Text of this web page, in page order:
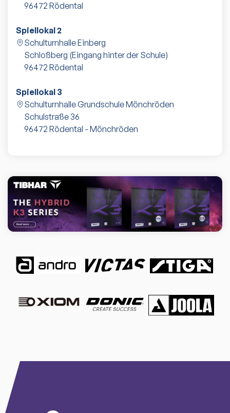
96472 Rödental
Spiellokal 2
Schulturnhalle Einberg
Schloßberg (Eingang hinter der Schule)
96472 Rödental
Spiellokal 3
Schulturnhalle Grundschule Mönchröden
Schulstraße 36
96472 Rödental - Mönchröden